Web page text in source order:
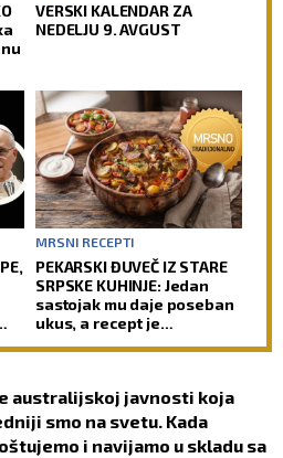
VERSKI KALENDAR ZA
NEDELJU 9. AVGUST
MRSNI RECEPTI
PEKARSKI ĐUVEČ IZ STARE
SRPSKE KUHINJE: Jedan
sastojak mu daje poseban
ukus, a recept je
australijskoj javnosti koja
smo na svetu. Kada
i navijamo u skladu sa